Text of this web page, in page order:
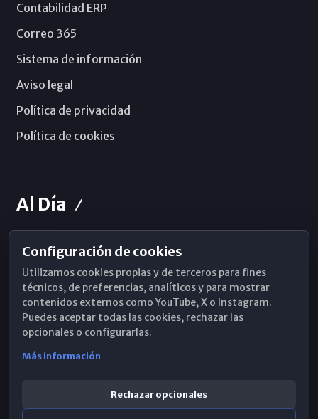
Contabilidad ERP
Correo 365
Sistema de información
Aviso legal
Política de privacidad
Política de cookies
Al Día
Horarios de Misa
Hemeroteca
WhatsApp
Configuración de cookies
Utilizamos cookies propias y de terceros para fines
técnicos, de preferencias, analíticos y para mostrar
contenidos externos como YouTube, X o Instagram.
Puedes aceptar todas las cookies, rechazar las
opcionales o configurarlas.
Más información
Rechazar opcionales